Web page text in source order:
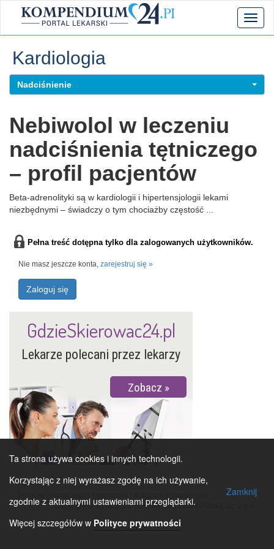
Kardiologia
Nadciśnienie
Nebiwolol w leczeniu
nadciśnienia tętniczego
– profil pacjentów
Beta-adrenolityki są w kardiologii i hipertensjologii lekami
niezbędnymi – świadczy o tym chociażby częstość ...
Pełna treść dotępna tylko dla zalogowanych użytkowników.
Nie masz jeszcze konta, zarejestruj się »
Zaloguj się
Lekarze polecani przez lekarzy
Zobacz
GdzieSkierowac24.pl
Copyright © 2012-2026 Bonnier Healthcare Polska Sp. z o.o.
Ta strona używa cookies i innych technologii.
Korzystając z niej wyrażasz zgodę na ich używanie,
zgodnie z aktualnymi ustawieniami przeglądarki.
Więcej szczegółów w Polityce prywatności
Zamknij